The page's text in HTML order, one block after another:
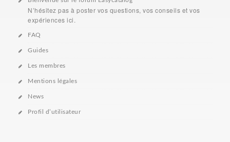
N’hésitez pas à poster vos questions, vos conseils et vos
expériences ici.
FAQ
Guides
Les membres
Mentions légales
News
Profil d’utilisateur